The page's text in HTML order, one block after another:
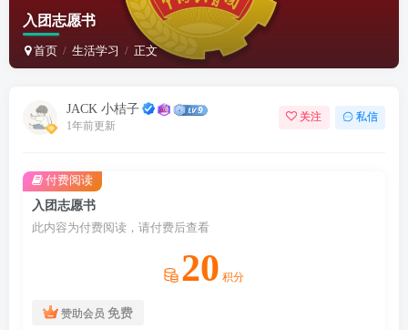
入团志愿书
首页 生活学习 正文
JACK 小桔子
1年前更新
关注 私信
入团志愿书
此内容为付费阅读，请付费后查看
20 积分
赞助会员 免费
付费阅读